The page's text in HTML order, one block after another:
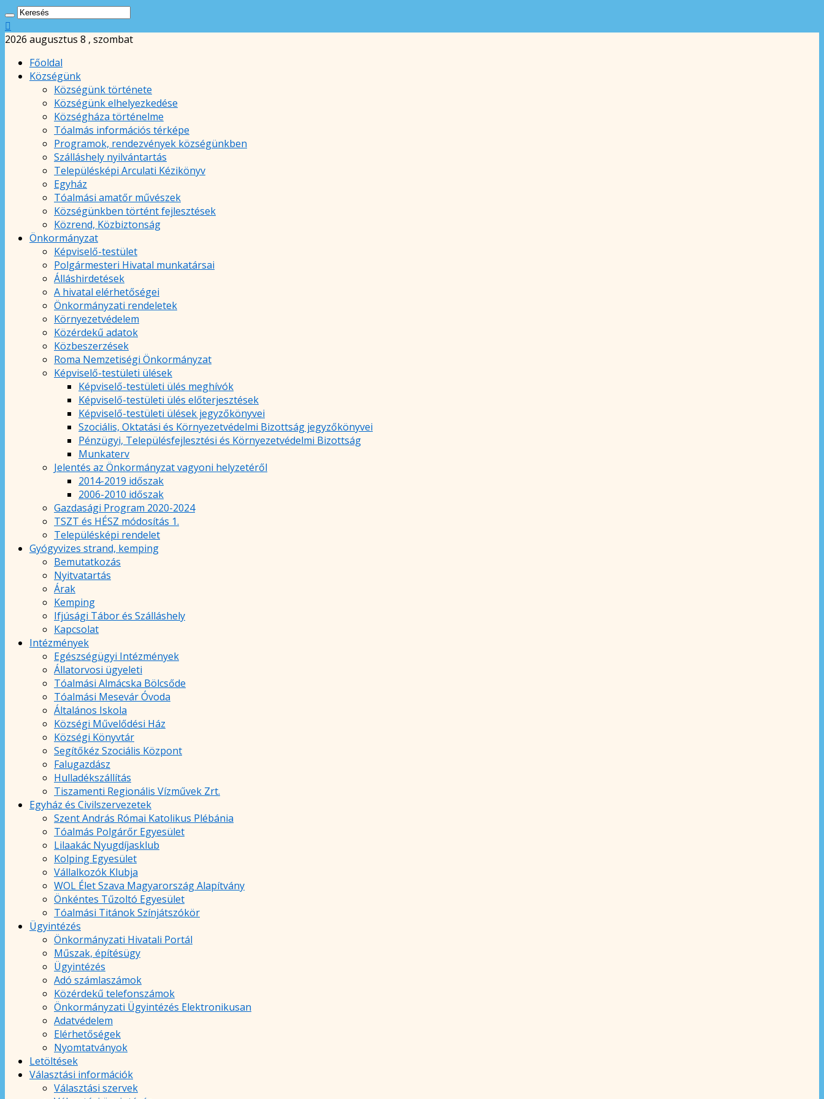
2026 augusztus 8 , szombat
Főoldal
Községünk
Községünk története
Községünk elhelyezkedése
Községháza történelme
Tóalmás információs térképe
Programok, rendezvények községünkben
Szálláshely nyilvántartás
Településképi Arculati Kézikönyv
Egyház
Tóalmási amatőr művészek
Községünkben történt fejlesztések
Közrend, Közbiztonság
Önkormányzat
Képviselő-testület
Polgármesteri Hivatal munkatársai
Álláshirdetések
A hivatal elérhetőségei
Önkormányzati rendeletek
Környezetvédelem
Közérdekű adatok
Közbeszerzések
Roma Nemzetiségi Önkormányzat
Képviselő-testületi ülések
Képviselő-testületi ülés meghívók
Képviselő-testületi ülés előterjesztések
Képviselő-testületi ülések jegyzőkönyvei
Szociális, Oktatási és Környezetvédelmi Bizottság jegyzőkönyvei
Pénzügyi, Településfejlesztési és Környezetvédelmi Bizottság
Munkaterv
Jelentés az Önkormányzat vagyoni helyzetéről
2014-2019 időszak
2006-2010 időszak
Gazdasági Program 2020-2024
TSZT és HÉSZ módosítás 1.
Településképi rendelet
Gyógyvizes strand, kemping
Bemutatkozás
Nyitvatartás
Árak
Kemping
Ifjúsági Tábor és Szálláshely
Kapcsolat
Intézmények
Egészségügyi Intézmények
Állatorvosi ügyeleti
Tóalmási Almácska Bölcsőde
Tóalmási Mesevár Óvoda
Általános Iskola
Községi Művelődési Ház
Községi Könyvtár
Segítőkéz Szociális Központ
Falugazdász
Hulladékszállítás
Tiszamenti Regionális Vízművek Zrt.
Egyház és Civilszervezetek
Szent András Római Katolikus Plébánia
Tóalmás Polgárőr Egyesület
Lilaakác Nyugdíjasklub
Kolping Egyesület
Vállalkozók Klubja
WOL Élet Szava Magyarország Alapítvány
Önkéntes Tűzoltó Egyesület
Tóalmási Titánok Színjátszókör
Ügyintézés
Önkormányzati Hivatali Portál
Műszak, építésügy
Ügyintézés
Adó számlaszámok
Közérdekű telefonszámok
Önkormányzati Ügyintézés Elektronikusan
Adatvédelem
Elérhetőségek
Nyomtatványok
Letöltések
Választási információk
Választási szervek